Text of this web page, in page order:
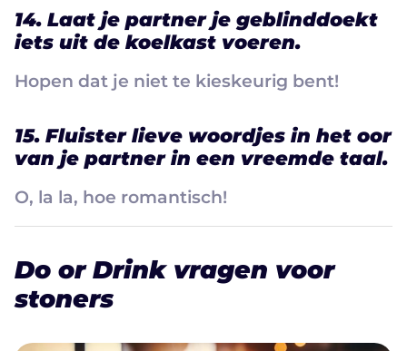
14. Laat je partner je geblinddoekt
iets uit de koelkast voeren.
Hopen dat je niet te kieskeurig bent!
15. Fluister lieve woordjes in het oor
van je partner in een vreemde taal.
O, la la, hoe romantisch!
Do or Drink vragen voor
stoners